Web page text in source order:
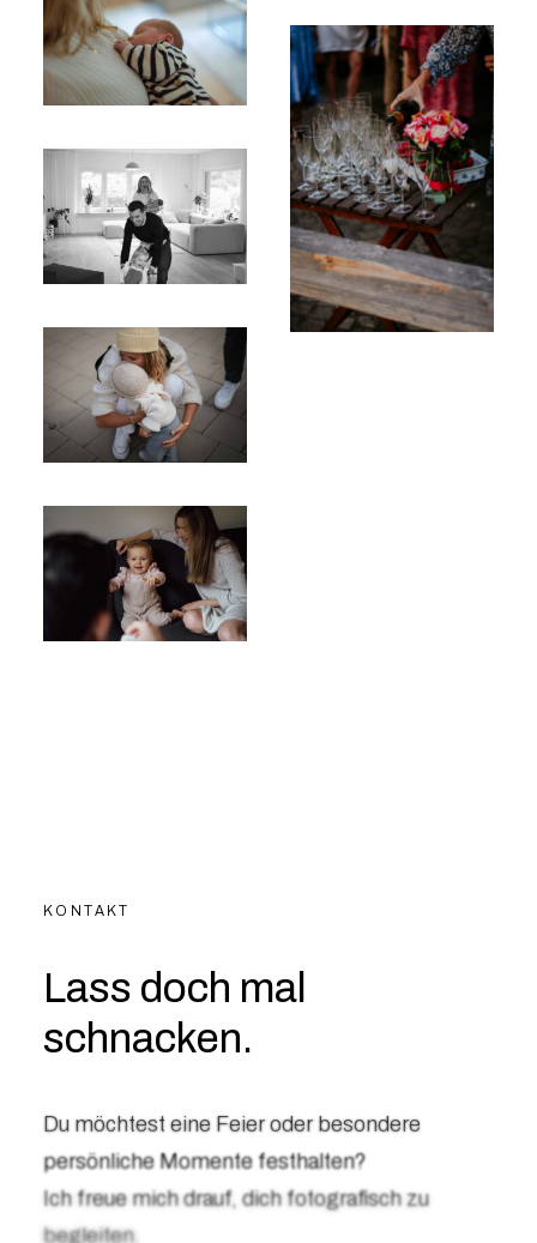
KONTAKT
Lass doch mal
schnacken.
Du möchtest eine Feier oder besondere
persönliche Momente festhalten?
Ich freue mich drauf, dich fotografisch zu
begleiten.